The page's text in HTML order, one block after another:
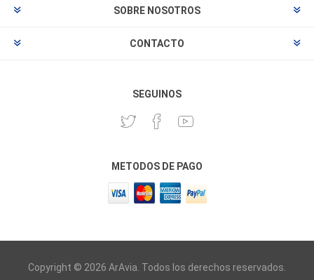
SOBRE NOSOTROS
CONTACTO
SEGUINOS
METODOS DE PAGO
Copyright © 2026 ArAvia. Todos los derechos reservados.